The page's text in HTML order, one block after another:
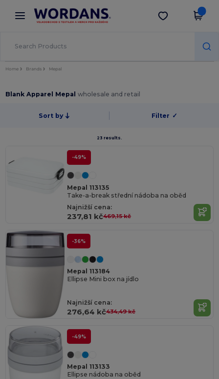
× Aplikace Wordans
Lepší ceny v aplikaci!
Stáhnout app
Home Brands Mepal
Blank Apparel Mepalwholesale and retail
Sort by Filter ✓
23 results.
-49%
Mepal 113135
Take-a-break střední nádoba na oběd
Najnižší cena:
237,81 kč469,15 kč
-36%
Mepal 113184
Ellipse Mini box na jídlo
Najnižší cena:
276,64 kč434,49 kč
-49%
Mepal 113133
Ellipse nádoba na oběd